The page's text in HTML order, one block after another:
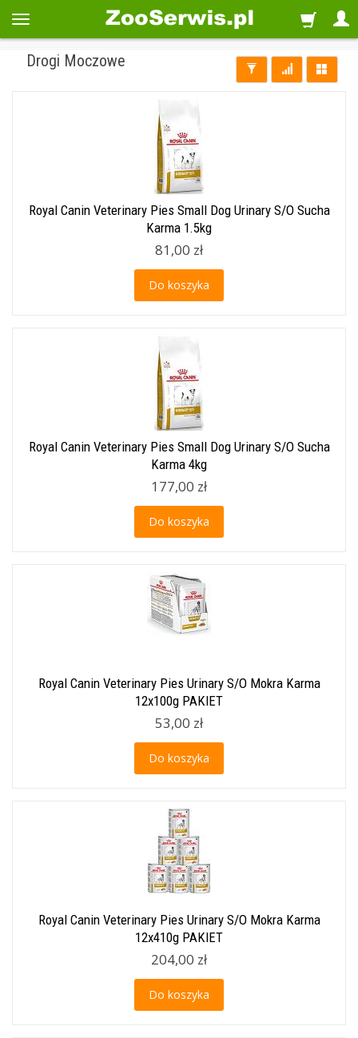
Drogi Moczowe
Royal Canin Veterinary Pies Small Dog Urinary S/O Sucha
Karma 1.5kg
81,00 zł
Do koszyka
Royal Canin Veterinary Pies Small Dog Urinary S/O Sucha
Karma 4kg
177,00 zł
Do koszyka
Royal Canin Veterinary Pies Urinary S/O Mokra Karma
12x100g PAKIET
53,00 zł
Do koszyka
Royal Canin Veterinary Pies Urinary S/O Mokra Karma
12x410g PAKIET
204,00 zł
Do koszyka